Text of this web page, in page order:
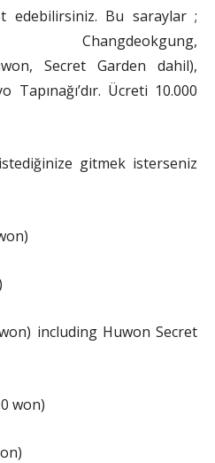
edebilirsiniz. Bu saraylar ;
Changdeokgung,
Secret Garden dahil),
Ücreti 10.000
gitmek isterseniz
including Huwon Secret
won)